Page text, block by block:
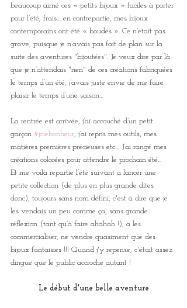
beaucoup aimé ces « petits bijoux » faciles à porter
pour l’été, frais… en contrepartie, mes bijoux
contemporains ont été « boudés ». Ce n’était pas
grave, puisque je n’avais pas fait de plan sur la
suite des aventures "bijoutées". Je veux dire par là
que je n’attendais "rien" de ces créations fabriquées
le temps d’un été, j’avais juste envie de me faire
plaisir le temps d’une saison...
La rentrée est arrivée, j’ai accouché d’un petit
garçon #joiebonheur, j’ai repris mes outils, mes
matières premières précieuses etc… J’ai rangé mes
créations colorées pour attendre le prochain été...
Et me voilà repartie l’été suivant a lancer une
petite collection (de plus en plus grande dites
donc), toujours sans nom défini, c'est à dire que je
les vendais un peu comme ça, sans grande
réflexion (tant qu’à faire ahahah !), a les
commercialiser, ne vendre quasiment que des
bijoux fantaisies !!! Quand j'y repense, c'était assez
dingue que le public accroche autant !
Le début d'une belle aventure